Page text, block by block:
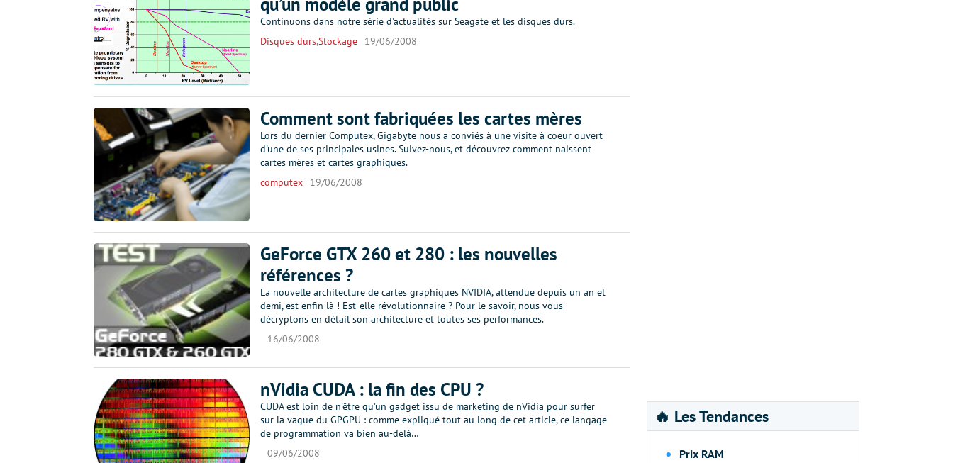
Continuons dans notre série d'actualités sur Seagate et les disques durs.
Disques durs,Stockage 19/06/2008
Comment sont fabriquées les cartes mères
Lors du dernier Computex, Gigabyte nous a conviés à une visite à coeur ouvert
d'une de ses principales usines. Suivez-nous, et découvrez comment naissent
cartes mères et cartes graphiques.
computex
19/06/2008
GeForce GTX 260 et 280 : les nouvelles
références ?
La nouvelle architecture de cartes graphiques NVIDIA, attendue depuis un an et
demi, est enfin là ! Est-elle révolutionnaire ? Pour le savoir, nous vous
décryptons en détail son architecture et toutes ses performances.
16/06/2008
nVidia CUDA : la fin des CPU ?
CUDA est loin de n'être qu'un gadget issu de marketing de nVidia pour surfer
sur la vague du GPGPU : comme expliqué tout au long de cet article, ce langage
de programmation va bien au-delà…
09/06/2008
🔥 Les Tendances
Prix RAM